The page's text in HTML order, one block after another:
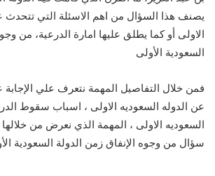
يصنف هذا السؤال من اهم الاسئلة التي تتحدث
الاولى أو كما يطلق عليها امارة الدرعية، من
السعودية الأولى
فمن خلال التفاصيل المهمة نتعرف علي
عن الدوله السعوديه الاولى ، اسباب سقوط
السعوديه الاولى ، المهمة الذي نعرض من
سؤال من وجوه الإنفاق زمن الدولة السعودية